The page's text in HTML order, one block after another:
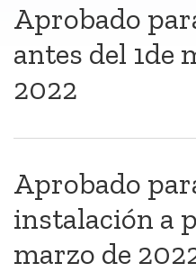
Aprobado
antes del 1de
2022
Aprobado
instalación a
marzo de